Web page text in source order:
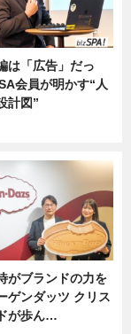
は「広告」だっ
会員が明かす“人
計図”
がブランドの力を
ゲンダッツ クリス
が歩ん…